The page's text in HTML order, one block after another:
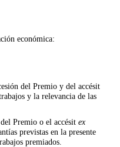
económica:
del Premio y del accésit
y la relevancia de las
Premio o el accésit ex
previstas en la presente
premiados.